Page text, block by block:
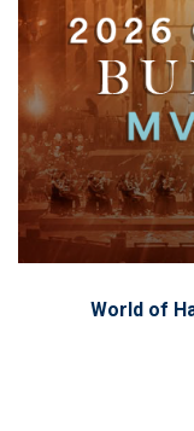
World of